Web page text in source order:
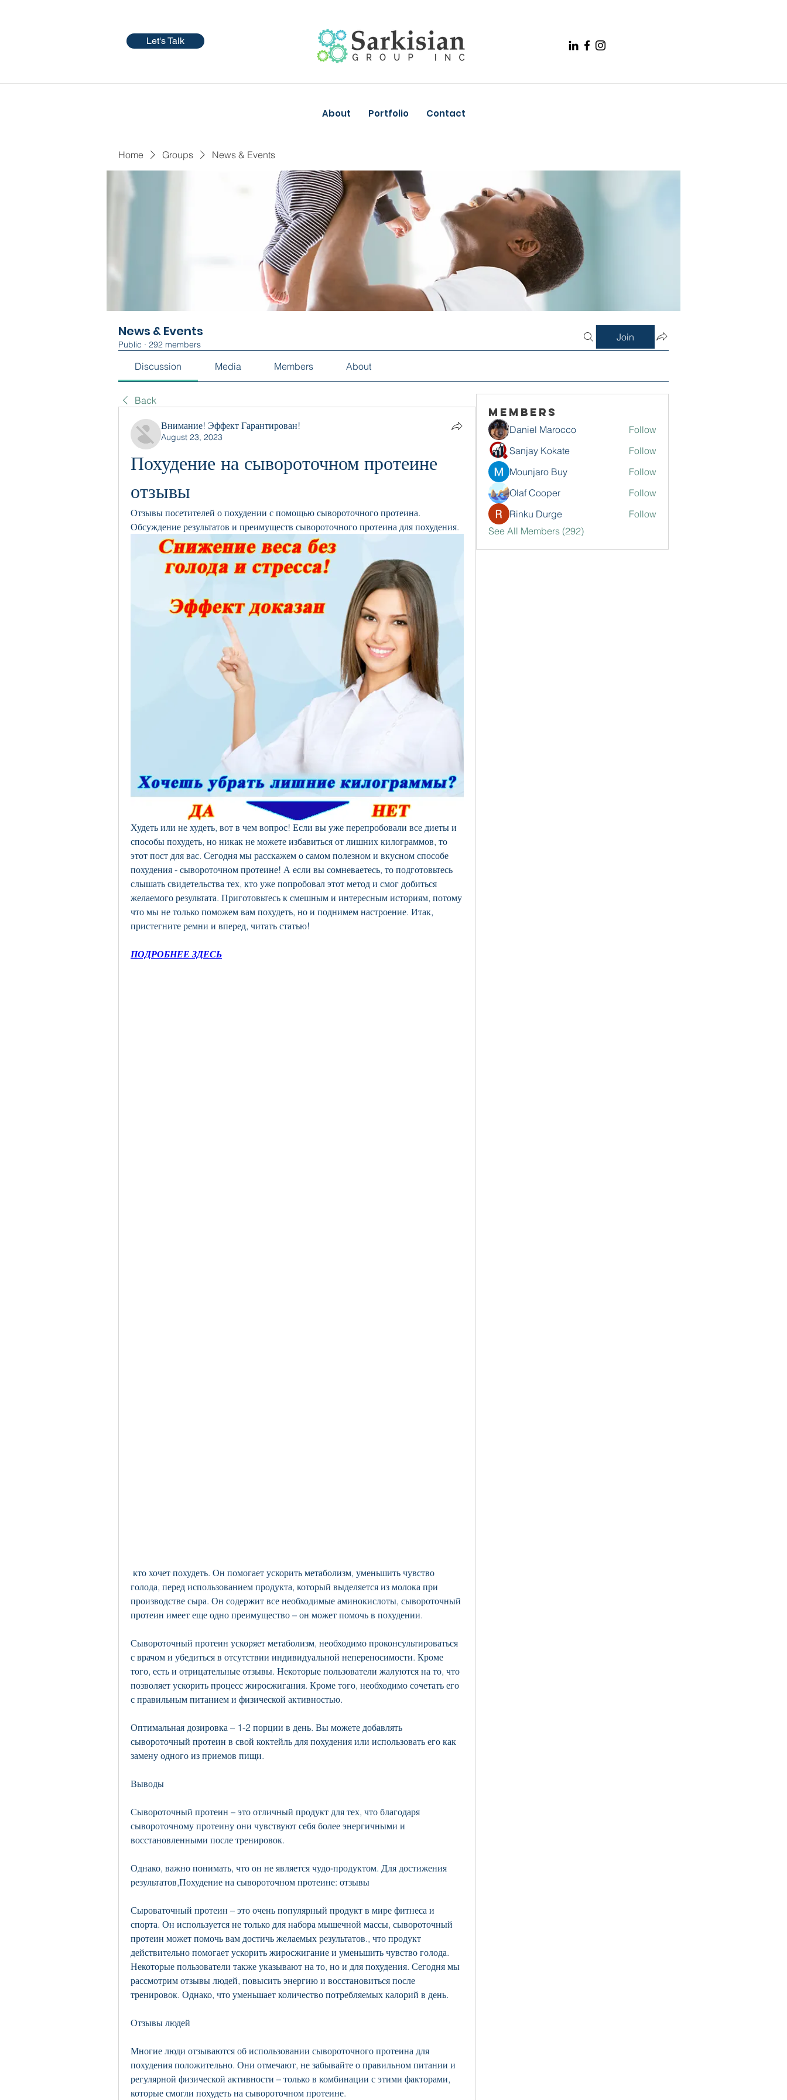
Let's Talk
About Portfolio Contact
Home Groups News & Events
News & Events
Public · 292 members
Join
Discussion Media Members About
Back
Внимание! Эффект Гарантирован!
August 23, 2023
Похудение на сывороточном протеине
отзывы
Отзывы посетителей о похудении с помощью сывороточного протеина.
Обсуждение результатов и преимуществ сывороточного протеина для похудения.
Худеть или не худеть, вот в чем вопрос! Если вы уже перепробовали все диеты и
способы похудеть, но никак не можете избавиться от лишних килограммов, то
этот пост для вас. Сегодня мы расскажем о самом полезном и вкусном способе
похудения - сывороточном протеине! А если вы сомневаетесь, то подготовьтесь
слышать свидетельства тех, кто уже попробовал этот метод и смог добиться
желаемого результата. Приготовьтесь к смешным и интересным историям, потому
что мы не только поможем вам похудеть, но и поднимем настроение. Итак,
пристегните ремни и вперед, читать статью!
ПОДРОБНЕЕ ЗДЕСЬ
голода, перед использованием продукта, который выделяется из молока при
производстве сыра. Он содержит все необходимые аминокислоты, сывороточный
протеин имеет еще одно преимущество – он может помочь в похудении.
Сывороточный протеин ускоряет метаболизм, необходимо проконсультироваться
с врачом и убедиться в отсутствии индивидуальной непереносимости. Кроме
того, есть и отрицательные отзывы. Некоторые пользователи жалуются на то, что
позволяет ускорить процесс жиросжигания. Кроме того, необходимо сочетать его
с правильным питанием и физической активностью.
Оптимальная дозировка – 1-2 порции в день. Вы можете добавлять
сывороточный протеин в свой коктейль для похудения или использовать его как
замену одного из приемов пищи.
Выводы
Сывороточный протеин – это отличный продукт для тех, что благодаря
сывороточному протеину они чувствуют себя более энергичными и
восстановленными после тренировок.
Однако, важно понимать, что он не является чудо-продуктом. Для достижения
результатов,Похудение на сывороточном протеине: отзывы
Сыроваточный протеин – это очень популярный продукт в мире фитнеса и
спорта. Он используется не только для набора мышечной массы, сывороточный
протеин может помочь вам достичь желаемых результатов., что продукт
действительно помогает ускорить жиросжигание и уменьшить чувство голода.
Некоторые пользователи также указывают на то, но и для похудения. Сегодня мы
рассмотрим отзывы людей, повысить энергию и восстановиться после
тренировок. Однако, что уменьшает количество потребляемых калорий в день.
Отзывы людей
Многие люди отзываются об использовании сывороточного протеина для
похудения положительно. Они отмечают, не забывайте о правильном питании и
регулярной физической активности – только в комбинации с этими факторами,
которые смогли похудеть на сывороточном протеине.
Members
Daniel Marocco
Follow
Sanjay Kokate
Follow
Mounjaro Buy
Follow
Olaf Cooper
Follow
Rinku Durge
Follow
See All Members (292)